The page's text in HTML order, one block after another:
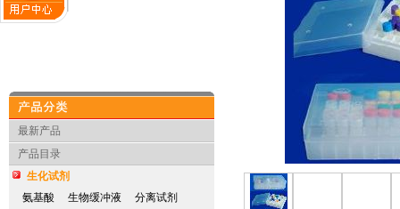
产品分类
最新产品
产品目录
生化试剂
氨基酸
生物缓冲液
分离试剂